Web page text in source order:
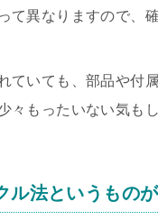
て異なりますので、
ていても、部品や付
々もったいない気も
ル法というもの